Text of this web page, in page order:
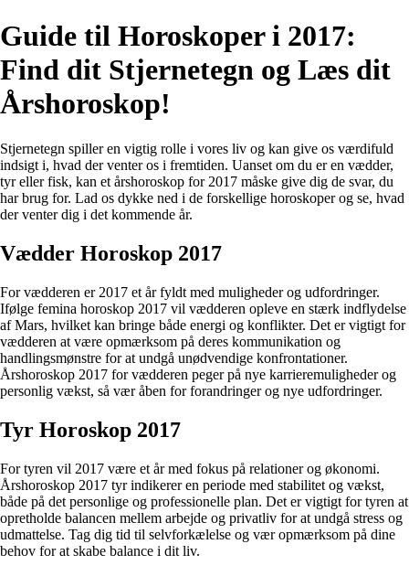
Guide til Horoskoper i 2017:
Find dit Stjernetegn og Læs dit
Årshoroskop!
Stjernetegn spiller en vigtig rolle i vores liv og kan give os værdifuld
indsigt i, hvad der venter os i fremtiden. Uanset om du er en vædder,
tyr eller fisk, kan et årshoroskop for 2017 måske give dig de svar, du
har brug for. Lad os dykke ned i de forskellige horoskoper og se, hvad
der venter dig i det kommende år.
Vædder Horoskop 2017
For vædderen er 2017 et år fyldt med muligheder og udfordringer.
Ifølge femina horoskop 2017 vil vædderen opleve en stærk indflydelse
af Mars, hvilket kan bringe både energi og konflikter. Det er vigtigt for
vædderen at være opmærksom på deres kommunikation og
handlingsmønstre for at undgå unødvendige konfrontationer.
Årshoroskop 2017 for vædderen peger på nye karrieremuligheder og
personlig vækst, så vær åben for forandringer og nye udfordringer.
Tyr Horoskop 2017
For tyren vil 2017 være et år med fokus på relationer og økonomi.
Årshoroskop 2017 tyr indikerer en periode med stabilitet og vækst,
både på det personlige og professionelle plan. Det er vigtigt for tyren at
opretholde balancen mellem arbejde og privatliv for at undgå stress og
udmattelse. Tag dig tid til selvforkælelse og vær opmærksom på dine
behov for at skabe balance i dit liv.